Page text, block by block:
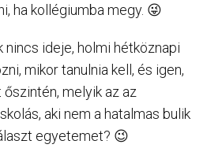
ha kollégiumba megy. 😜
ideje, holmi hétköznapi
mikor tanulnia kell, és igen,
melyik az az
aki nem a hatalmas bulik
egyetemet? 😉